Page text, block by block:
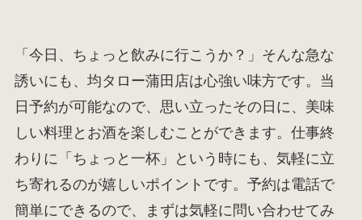
「今日、ちょっと飲みに行こうか？」そんな急な
誘いにも、均タロー蒲田店は心強い味方です。当
日予約が可能なので、思い立ったその日に、美味
しい料理とお酒を楽しむことができます。仕事終
わりに「ちょっと一杯」という時にも、気軽に立
ち寄れるのが嬉しいポイントです。予約は電話で
簡単にできるので、まずは気軽に問い合わせてみ